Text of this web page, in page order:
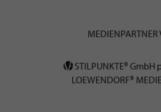
MEDIENPARTNER
STILPUNKTE® GmbH
LOEWENDORF®